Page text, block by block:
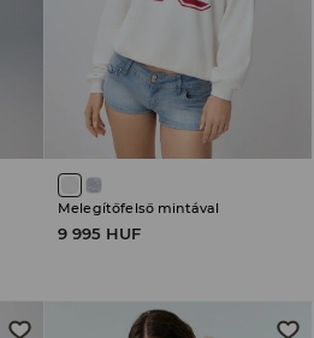
Melegítőfelső mintával
9 995 HUF